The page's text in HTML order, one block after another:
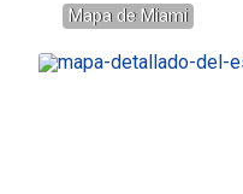
Mapa de Miami